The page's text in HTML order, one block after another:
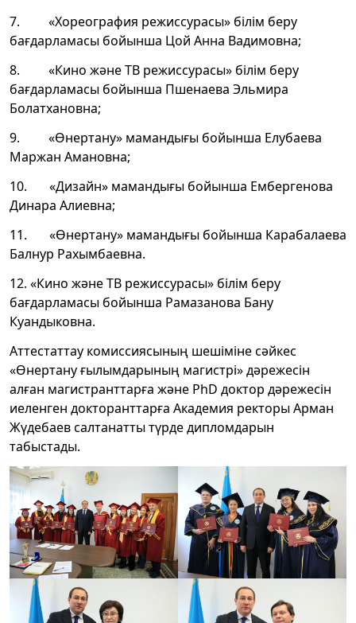
7. «Хореография режиссурасы» білім беру
бағдарламасы бойынша Цой Анна Вадимовна;
8. «Кино және ТВ режиссурасы» білім беру
бағдарламасы бойынша Пшенаева Эльмира
Болатхановна;
9. «Өнертану» мамандығы бойынша Елубаева
Маржан Амановна;
10. «Дизайн» мамандығы бойынша Ембергенова
Динара Алиевна;
11. «Өнертану» мамандығы бойынша Карабалаева
Балнур Рахымбаевна.
12. «Кино және ТВ режиссурасы» білім беру
бағдарламасы бойынша Рамазанова Бану
Куандыковна.
Аттестаттау комиссиясының шешіміне сәйкес
«Өнертану ғылымдарының магистрі» дәрежесін
алған магистранттарға және PhD доктор дәрежесін
иеленген докторанттарға Академия ректоры Арман
Жүдебаев салтанатты түрде дипломдарын
табыстады.